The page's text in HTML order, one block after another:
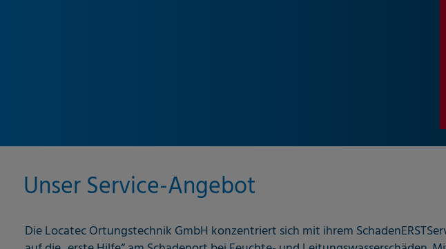
Unser Service-Angebot
Die Locatec Ortungstechnik GmbH konzentriert sich mit ihrem